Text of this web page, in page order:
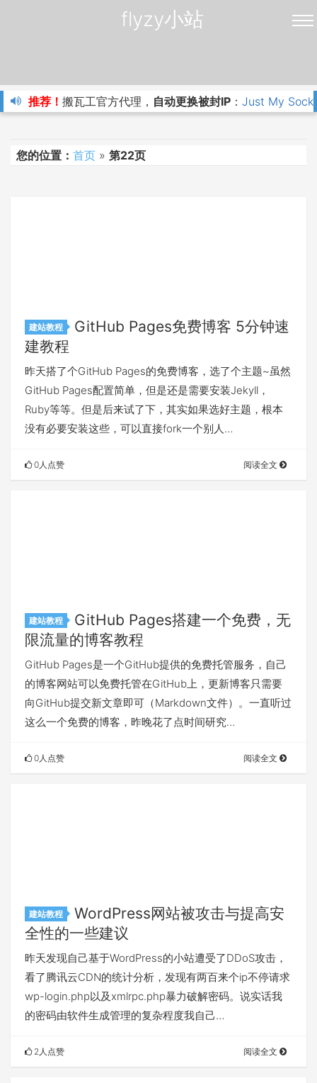
flyzy小站
推荐！ 搬瓦工官方代理， 自动更换被封IP ： Just My
您的位置： 首页 » 第22页
建站教程
GitHub Pages免费博客 5分钟速
建教程
昨天搭了个GitHub Pages的免费博客，选了个主题~虽然
GitHub Pages配置简单，但是还是需要安装Jekyll，
Ruby等等。但是后来试了下，其实如果选好主题，根本
没有必要安装这些，可以直接fork一个别人…
0人点赞 阅读全文
建站教程
GitHub Pages搭建一个免费，无
限流量的博客教程
GitHub Pages是一个GitHub提供的免费托管服务，自己
的博客网站可以免费托管在GitHub上，更新博客只需要
向GitHub提交新文章即可（Markdown文件）。一直听过
这么一个免费的博客，昨晚花了点时间研究…
0人点赞 阅读全文
建站教程
WordPress网站被攻击与提高安
全性的一些建议
昨天发现自己基于WordPress的小站遭受了DDoS攻击，
看了腾讯云CDN的统计分析，发现有两百来个ip不停请求
wp-login.php以及xmlrpc.php暴力破解密码。说实话我
的密码由软件生成管理的复杂程度我自己…
2人点赞 阅读全文